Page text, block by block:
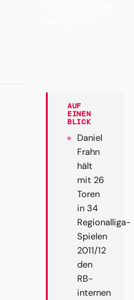
AUF
EINEN
BLICK
Daniel
Frahn
hält
mit 26
Toren
in 34
Regionalliga-
Spielen
2011/12
den
RB-
internen